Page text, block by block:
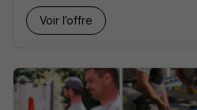
Voir l’offre